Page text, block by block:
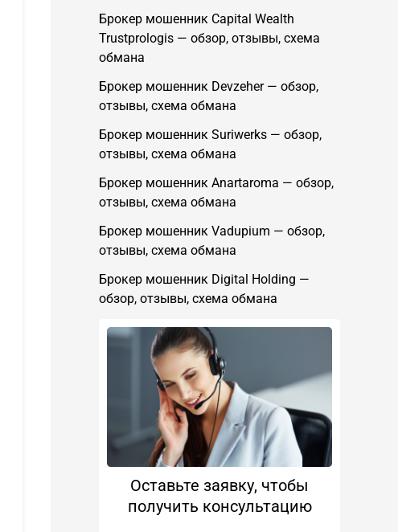
Брокер мошенник Capital Wealth
Trustprologis — обзор, отзывы, схема
обмана
Брокер мошенник Devzeher — обзор,
отзывы, схема обмана
Брокер мошенник Suriwerks — обзор,
отзывы, схема обмана
Брокер мошенник Anartaroma — обзор,
отзывы, схема обмана
Брокер мошенник Vadupium — обзор,
отзывы, схема обмана
Брокер мошенник Digital Holding —
обзор, отзывы, схема обмана
Оставьте заявку, чтобы
получить консультацию